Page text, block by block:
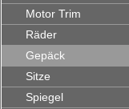
Motor Trim
Räder
Gepäck
Sitze
Spiegel